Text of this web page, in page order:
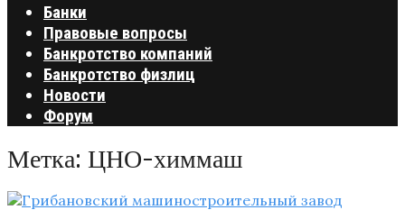
Банки
Правовые вопросы
Банкротство компаний
Банкротство физлиц
Новости
Форум
Метка: ЦНО-химмаш